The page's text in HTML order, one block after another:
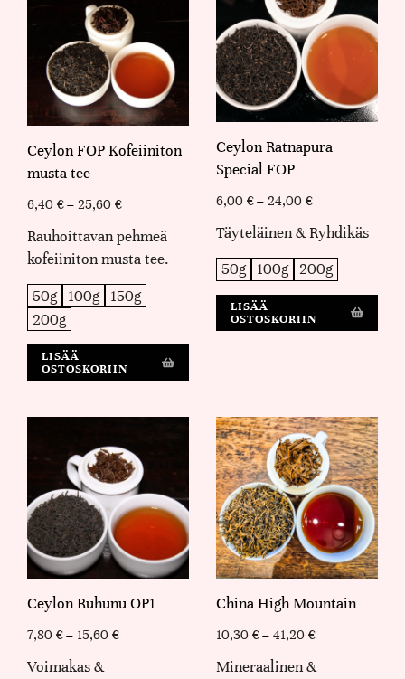
50g 100g
150g
200g
Ceylon FOP Kofeiiniton
musta tee
6,40 € – 25,60 €
Rauhoittavan pehmeä
kofeiiniton musta tee.
LISÄÄ
OSTOSKORIIN
50g 100g 200g
Ceylon Ratnapura
Special FOP
6,00 € – 24,00 €
Täyteläinen & Ryhdikäs
LISÄÄ
OSTOSKORIIN
Ceylon Ruhunu OP1
7,80 € – 15,60 €
Voimakas &
China High Mountain
10,30 € – 41,20 €
Mineraalinen &